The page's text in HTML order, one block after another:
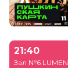
21:40
Зал №6 LUMEN